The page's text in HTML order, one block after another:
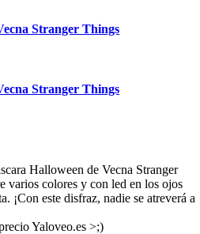
Stranger Things
Stranger Things
Halloween de Vecna Stranger
varios colores y con led en los ojos
¡Con este disfraz, nadie se atreverá a
Yaloveo.es >;)